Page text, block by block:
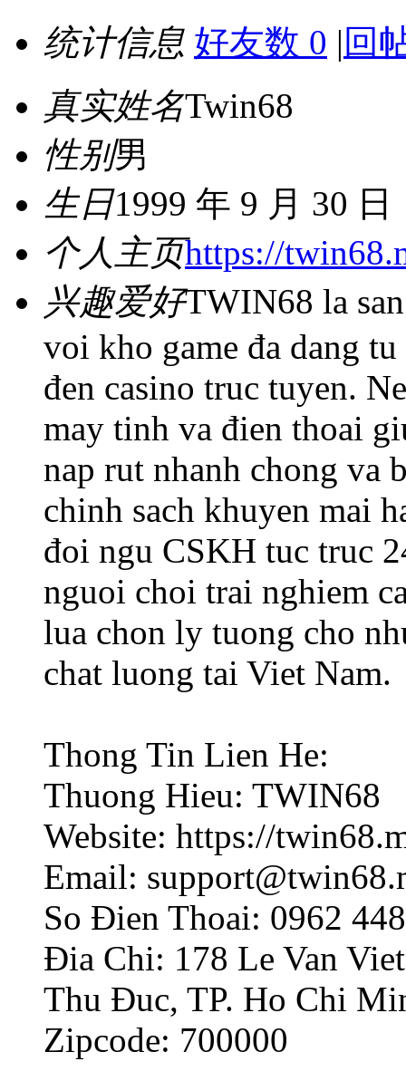
统计信息 好友数 0 | 回
真实姓名Twin68
性别男
生日1999 年 9 月 30 日
个人主页https://
兴趣爱好TWIN68 la
voi kho game đa dang
đen casino truc tuyen.
may tinh va đien thoai
nap rut nhanh chong va
chinh sach khuyen mai
đoi ngu CSKH tuc truc
nguoi choi trai nghiem
lua chon ly tuong cho
chat luong tai Viet Nam.
Thong Tin Lien He:
Thuong Hieu: TWIN68
Website: https://
Email:
So Đien Thoai: 0962
Đia Chi: 178 Le Van
Thu Đuc, TP. Ho Chi
Zipcode: 700000